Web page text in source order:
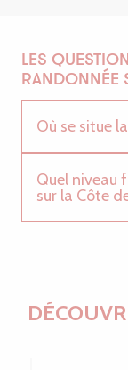
LES
RANDONNÉE
Où se situe
Quel niveau
sur la Côte